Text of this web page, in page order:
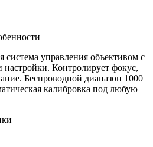
система управления объективом с
Контролирует фокус,
Беспроводной диапазон 1000
калибровка под любую